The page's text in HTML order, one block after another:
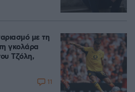
με τη
γκολάρα
Τζόλη,
11